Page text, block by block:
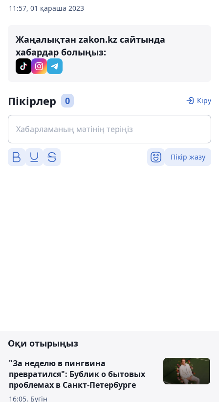
11:57, 01 қараша 2023
Жаңалықтан zakon.kz сайтында
хабардар болыңыз:
Пікірлер 0 Кіру
Пікір жазу
Оқи отырыңыз
16:05, Бүгін
"За неделю в пингвина
превратился": Бублик о бытовых
проблемах в Санкт-Петербурге